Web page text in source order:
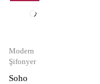
Modern
Şifonyer
Soho